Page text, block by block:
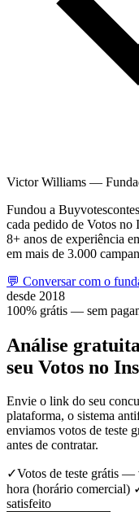
Victor Williams —
Fundou a
cada pedido de Votos no
8+ anos de experiência
em mais de 3.000
💬 Conversar com o
desde 2018
100% grátis — sem
Análise
seu Votos no
Envie o link do seu
plataforma, o sistema
enviamos votos de teste
antes de contratar.
✓Votos de teste grátis —
hora (horário comercial)
satisfeito